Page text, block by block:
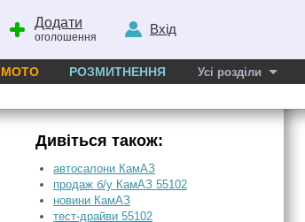
Додати
оголошення
Вхід
МОТО РОЗМИТНЕННЯ Усі розділи
Дивіться також:
автосалони КамАЗ
продаж б/у КамАЗ 55102
новини КамАЗ
тест-драйви 55102